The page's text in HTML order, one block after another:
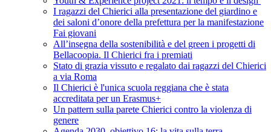
I ragazzi del Chierici alla presentazione del giardino e
dei saloni d’onore della prefettura per la manifestazione
Fai giovani
All’insegna della sostenibilità e del green i progetti di
Bellacoopia. Il Chierici fra i premiati
Stato di grazia vissuto e regalato dai ragazzi del Chierici
a via Roma
Il Chierici è l'unica scuola reggiana che è stata
accreditata per un Erasmus+
Un pattern sulla parete Chierici contro la violenza di
genere